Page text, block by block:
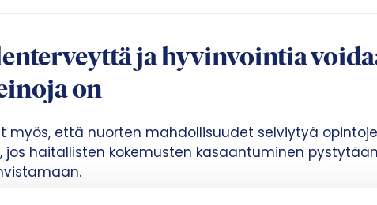
ja hyvinvointia
on
myös, että nuorten mahdollisuudet selviytyä
haitallisten kokemusten kasaantuminen